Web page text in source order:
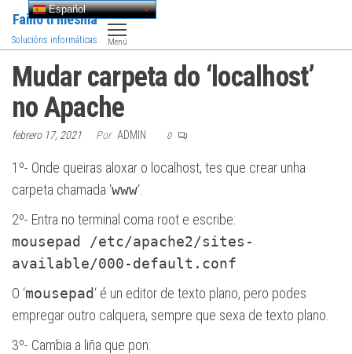
Saltar
contenido
Faino ti mesma
Solucións informáticas Menú
Mudar carpeta do ‘localhost’
no Apache
febrero 17, 2021 Por ADMIN 0
1º- Onde queiras aloxar o localhost, tes que crear unha
carpeta chamada ‘www‘.
2º- Entra no terminal coma root e escribe:
mousepad /etc/apache2/sites-
available/000-default.conf
O ‘mousepad‘ é un editor de texto plano, pero podes
empregar outro calquera, sempre que sexa de texto plano.
3º- Cambia a liña que pon:
Español